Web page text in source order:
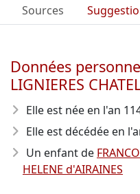
Sources
Données
LIGNIERES
Elle est née en l'an
Elle est décédée en
Un enfant de
HELENE d'AIRAINES